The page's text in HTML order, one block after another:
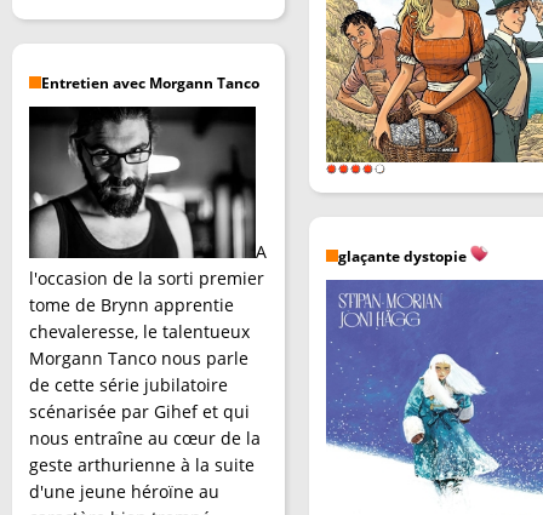
Entretien avec Morgann Tanco
A
l'occasion de la sorti premier
tome de Brynn apprentie
chevaleresse, le talentueux
Morgann Tanco nous parle
de cette série jubilatoire
scénarisée par Gihef et qui
nous entraîne au cœur de la
geste arthurienne à la suite
d'une jeune héroïne au
glaçante dystopie